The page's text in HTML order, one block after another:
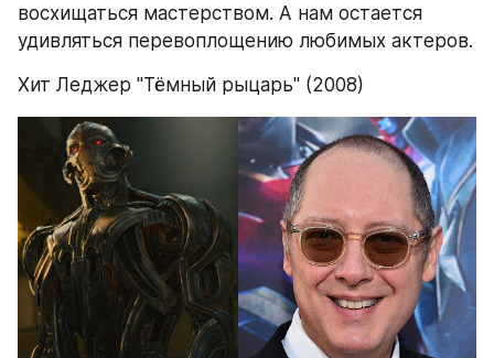
восхищаться мастерством. А нам остается
удивляться перевоплощению любимых актеров.
Хит Леджер "Тёмный рыцарь" (2008)